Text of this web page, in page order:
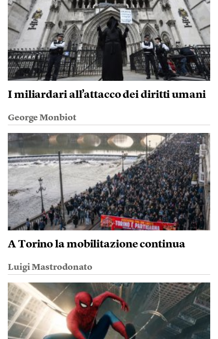
I miliardari all’attacco dei diritti umani
George Monbiot
A Torino la mobilitazione continua
Luigi Mastrodonato